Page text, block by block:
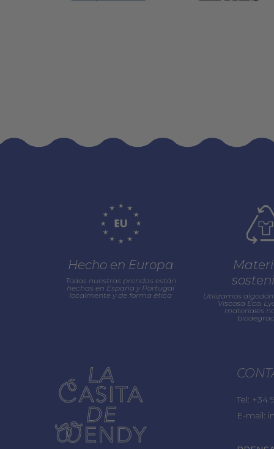
Hecho en Europa
Todas nuestras prendas están
hechas en España y Portugal
localmente y de forma ética
Utilizamos
Viscosa Eco,
materiales
Tel: +34
E-mail: